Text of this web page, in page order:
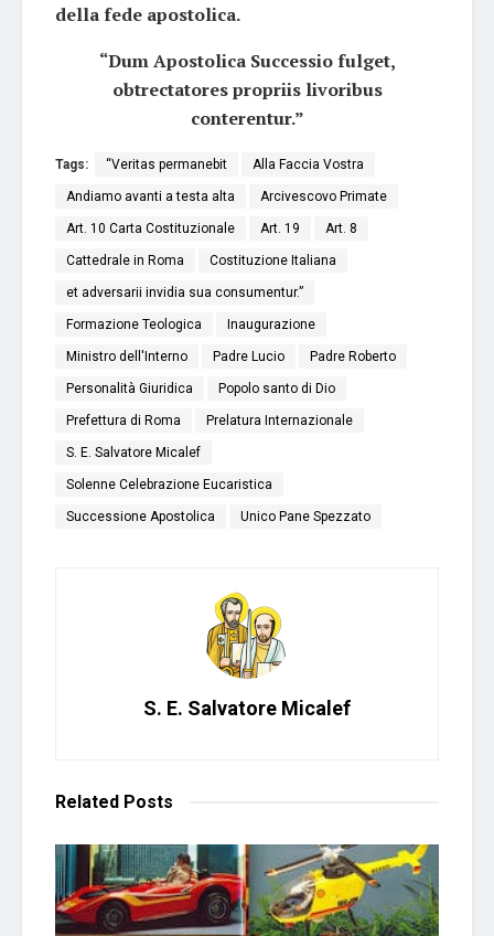
della fede apostolica.
“Dum Apostolica Successio fulget,
obtrectatores propriis livoribus
conterentur.”
Tags: “Veritas permanebit Alla Faccia Vostra
Andiamo avanti a testa alta Arcivescovo Primate
Art. 10 Carta Costituzionale Art. 19 Art. 8
Cattedrale in Roma Costituzione Italiana
et adversarii invidia sua consumentur.”
Formazione Teologica Inaugurazione
Ministro dell'Interno Padre Lucio Padre Roberto
Personalità Giuridica Popolo santo di Dio
Prefettura di Roma Prelatura Internazionale
S. E. Salvatore Micalef
Solenne Celebrazione Eucaristica
Successione Apostolica Unico Pane Spezzato
S. E. Salvatore Micalef
Related Posts